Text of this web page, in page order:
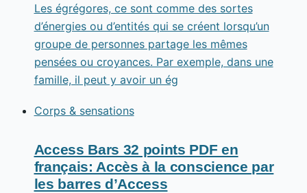
Les égrégores, ce sont comme des sortes
d’énergies ou d’entités qui se créent lorsqu’un
groupe de personnes partage les mêmes
pensées ou croyances. Par exemple, dans une
famille, il peut y avoir un ég
Corps & sensations
Access Bars 32 points PDF en
français: Accès à la conscience par
les barres d’Access